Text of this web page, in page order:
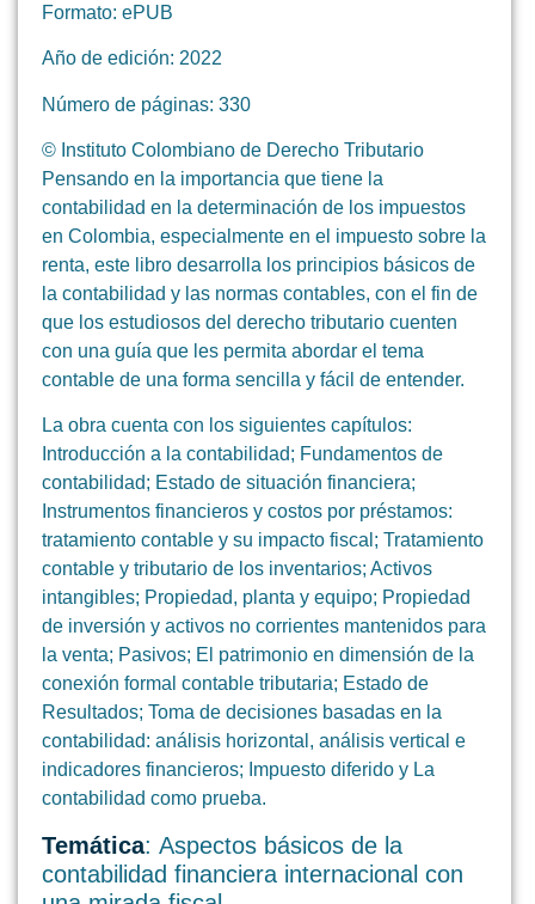
Formato: ePUB
Año de edición: 2022
Número de páginas: 330
© Instituto Colombiano de Derecho Tributario
Pensando en la importancia que tiene la
contabilidad en la determinación de los impuestos
en Colombia, especialmente en el impuesto sobre la
renta, este libro desarrolla los principios básicos de
la contabilidad y las normas contables, con el fin de
que los estudiosos del derecho tributario cuenten
con una guía que les permita abordar el tema
contable de una forma sencilla y fácil de entender.
La obra cuenta con los siguientes capítulos:
Introducción a la contabilidad; Fundamentos de
contabilidad; Estado de situación financiera;
Instrumentos financieros y costos por préstamos:
tratamiento contable y su impacto fiscal; Tratamiento
contable y tributario de los inventarios; Activos
intangibles; Propiedad, planta y equipo; Propiedad
de inversión y activos no corrientes mantenidos para
la venta; Pasivos; El patrimonio en dimensión de la
conexión formal contable tributaria; Estado de
Resultados; Toma de decisiones basadas en la
contabilidad: análisis horizontal, análisis vertical e
indicadores financieros; Impuesto diferido y La
contabilidad como prueba.
Temática: Aspectos básicos de la
contabilidad financiera internacional con